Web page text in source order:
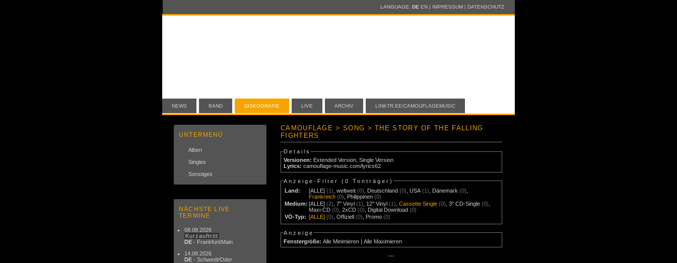
LANGUAGE: DE EN| IMPRESSUM| DATENSCHUTZ
NEWS BAND DISKOGRAFIE LIVE ARCHIV LINKTR.EE/CAMOUFLAGEMUSIC
UNTERMENÜ
Alben
Singles
Sonstiges
NÄCHSTE LIVE
TERMINE
08.08.2026
Kurzauftritt
DE - Frankfurt/Main
14.08.2026
DE - Schwedt/Oder
CAMOUFLAGE > SONG > THE STORY OF THE FALLING
FIGHTERS
Details
Versionen: Extended Version,Single Version
Lyrics: camouflage-music.com/lyrics62
Anzeige-Filter (0 Tonträger)
Land:
[ALLE] (1) ,weltweit (0) Deutschland (0) ,USA (1) Dänemark (0)
Frankreich (0) Philippinen (0)
Medium: [ALLE] (2) ,7" Vinyl (1) 12" Vinyl (1) ,Cassette Single (0) ,3" CD-Single (0)
Maxi-CD (0) ,2xCD (0) Digital Download (0)
VÖ-Typ: [ALLE] (0) ,Offiziell (0) Promo (0)
Anzeige
Fenstergröße: Alle Minimieren |Alle Maximieren
···